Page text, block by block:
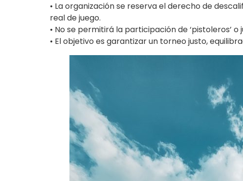
• La organización se reserva el derecho de
real de juego.
• No se permitirá la participación de ‘pistoleros’
• El objetivo es garantizar un torneo justo,